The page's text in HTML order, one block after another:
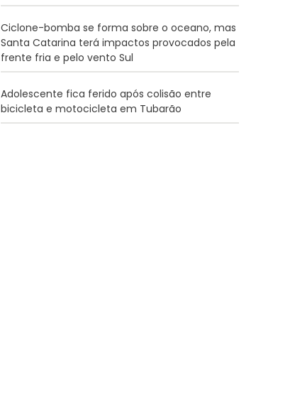
Ciclone-bomba se forma sobre o oceano, mas
Santa Catarina terá impactos provocados pela
frente fria e pelo vento Sul
Adolescente fica ferido após colisão entre
bicicleta e motocicleta em Tubarão